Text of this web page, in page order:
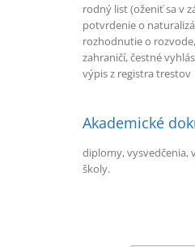
rodný list (oženiť sa v
potvrdenie o
rozhodnutie o
zahraničí, čestné
výpis z registra trestov
Akademické
diplomy, vysvedčenia,
školy.